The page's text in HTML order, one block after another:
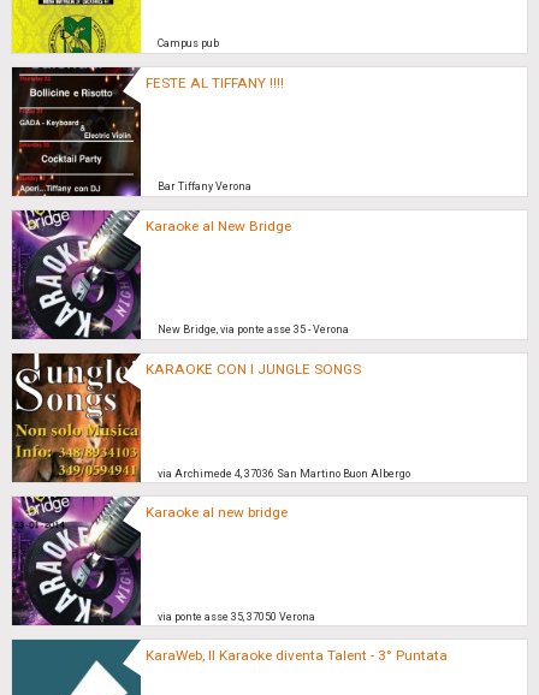
Campus pub
FESTE AL TIFFANY !!!!
Bar Tiffany Verona
Karaoke al New Bridge
New Bridge, via ponte asse 35 - Verona
KARAOKE CON I JUNGLE SONGS
via Archimede 4, 37036 San Martino Buon Albergo
Karaoke al new bridge
via ponte asse 35, 37050 Verona
KaraWeb, Il Karaoke diventa Talent - 3° Puntata